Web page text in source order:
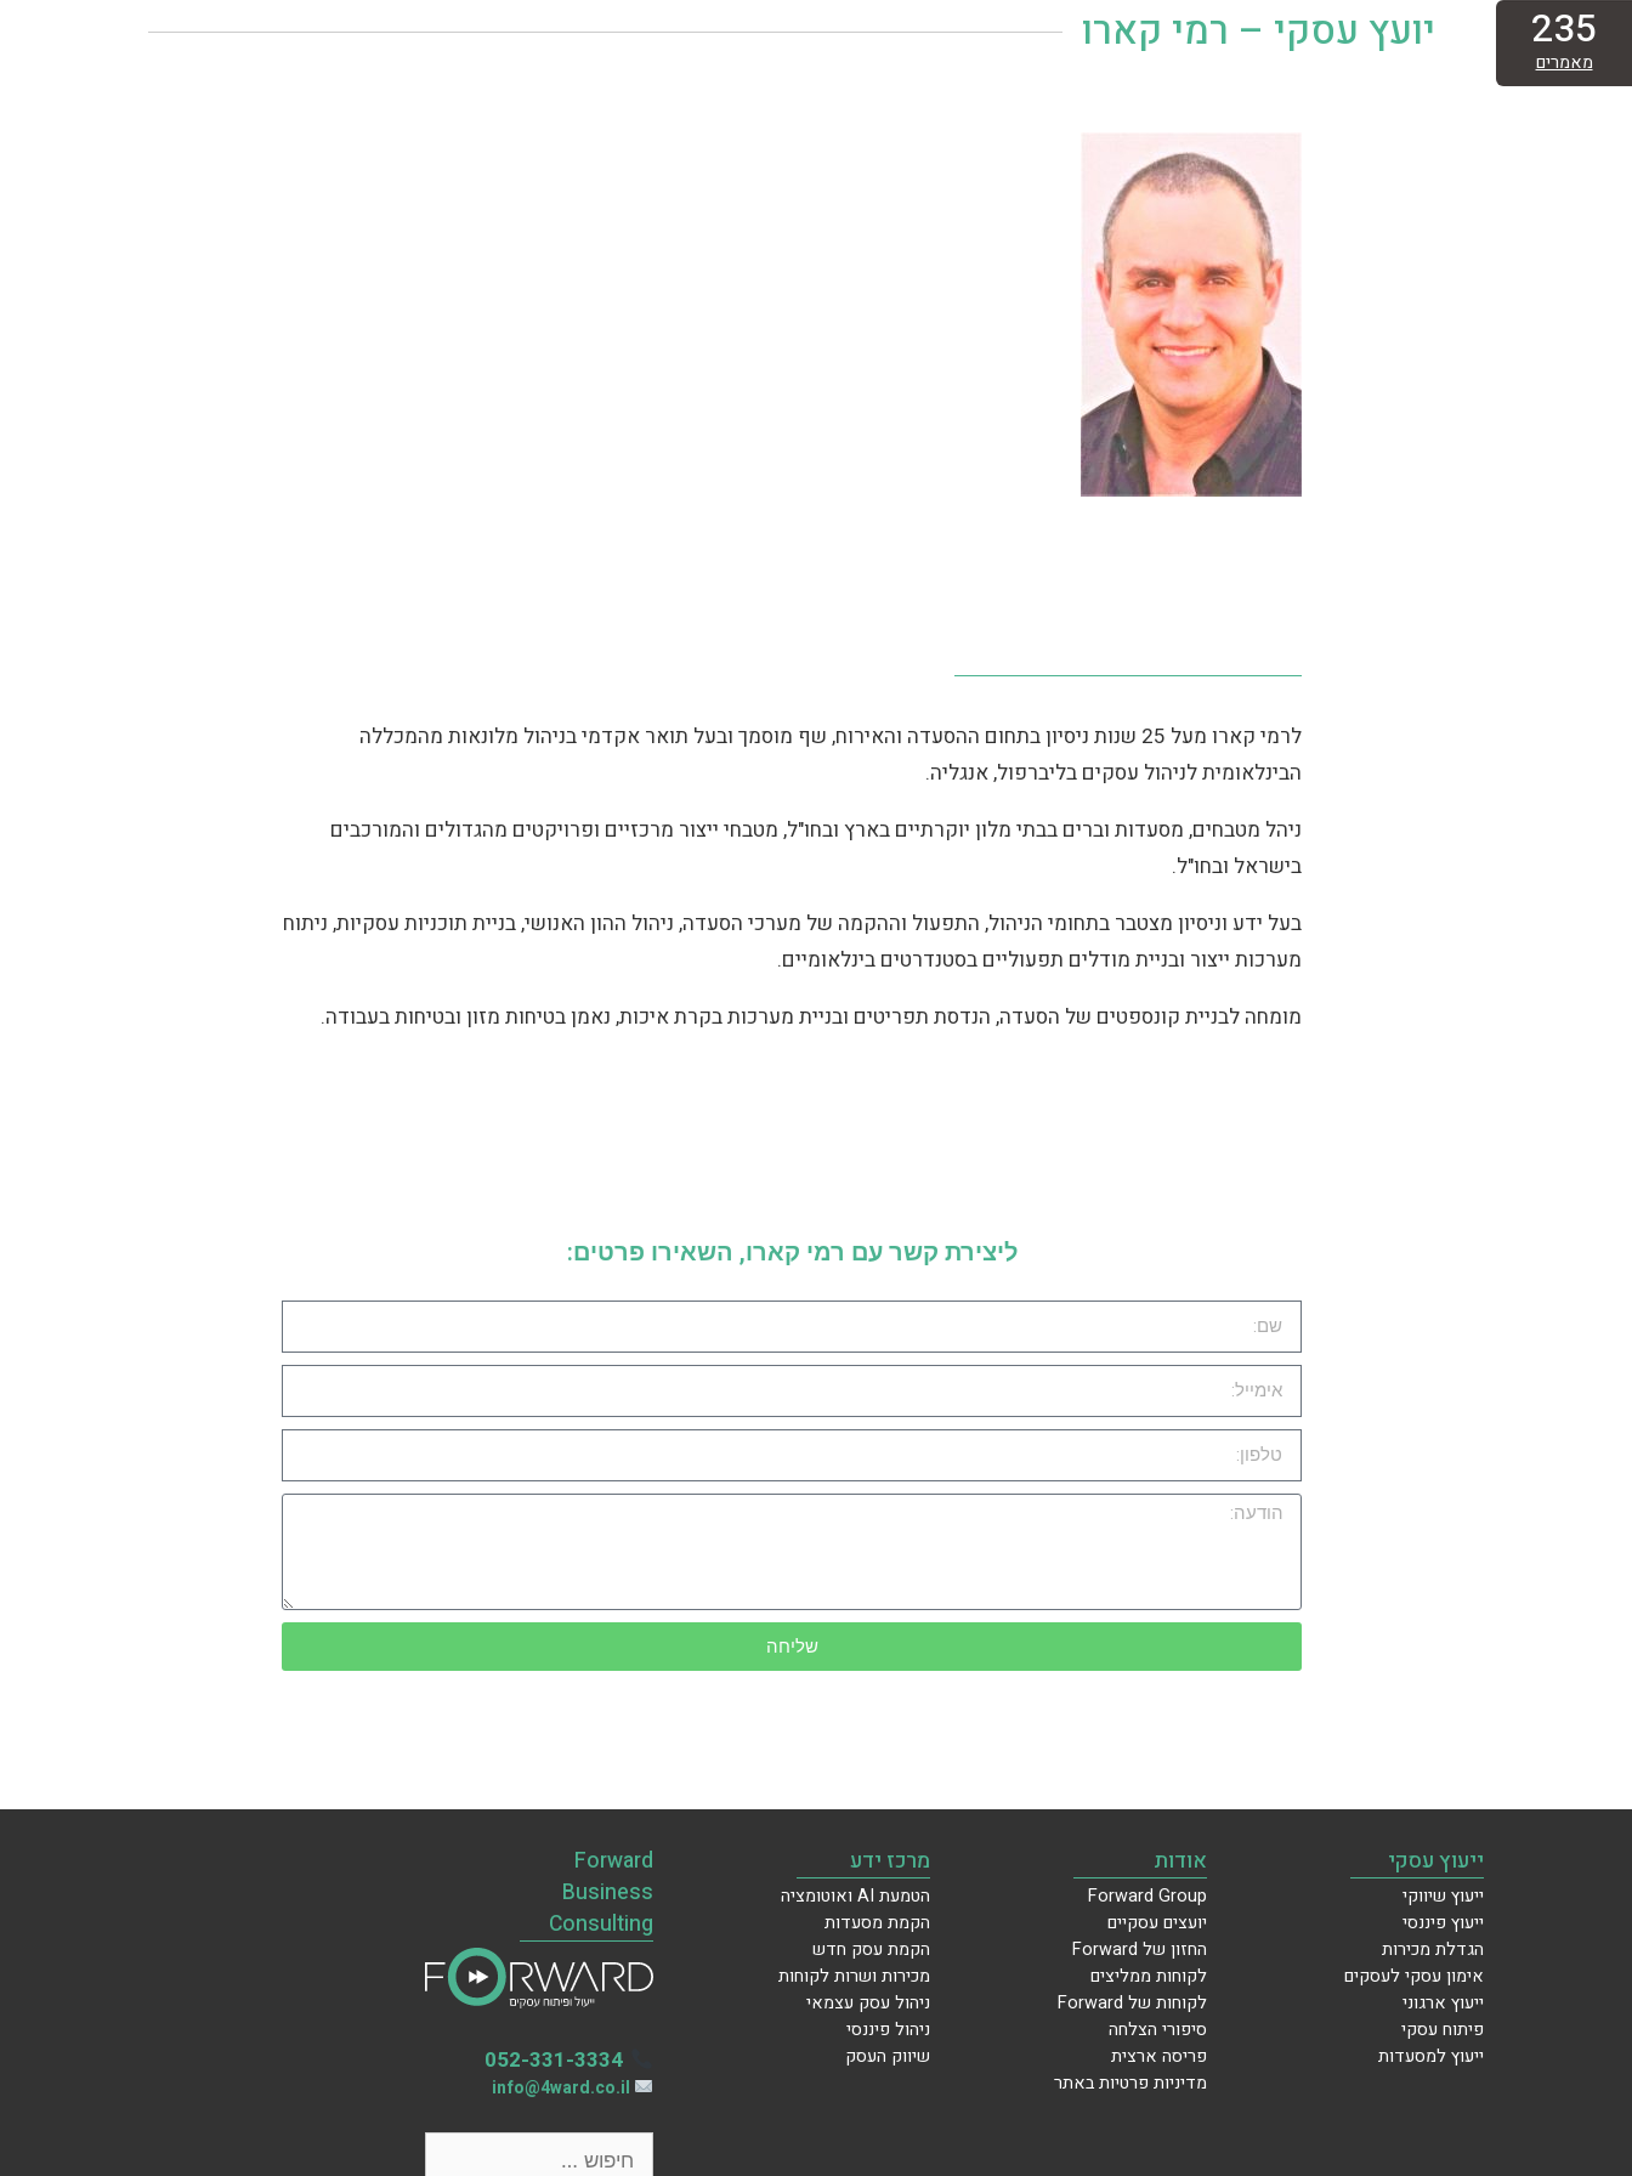
יועץ עסקי – רמי קארו
לרמי קארו מעל 25 שנות ניסיון בתחום ההסעדה והאירוח, שף מוסמך ובעל תואר אקדמי בניהול מלונאות מהמכללה
הבינלאומית לניהול עסקים בליברפול, אנגליה.
ניהל מטבחים, מסעדות וברים בבתי מלון יוקרתיים בארץ ובחו"ל, מטבחי ייצור מרכזיים ופרויקטים מהגדולים והמורכבים
בישראל ובחו"ל.
בעל ידע וניסיון מצטבר בתחומי הניהול, התפעול וההקמה של מערכי הסעדה, ניהול ההון האנושי, בניית תוכניות עסקיות, ניתוח
מערכות ייצור ובניית מודלים תפעוליים בסטנדרטים בינלאומיים.
מומחה לבניית קונספטים של הסעדה, הנדסת תפריטים ובניית מערכות בקרת איכות, נאמן בטיחות מזון ובטיחות בעבודה.
ליצירת קשר עם רמי קארו, השאירו פרטים:
שליחה
235
מאמרים
ייעוץ עסקי
ייעוץ שיווקי
ייעוץ פיננסי
הגדלת מכירות
אימון עסקי לעסקים
ייעוץ ארגוני
פיתוח עסקי
ייעוץ למסעדות
אודות
Forward Group
יועצים עסקיים
החזון של Forward
לקוחות ממליצים
לקוחות של Forward
סיפורי הצלחה
פריסה ארצית
מדיניות פרטיות באתר
מרכז ידע
הטמעת AI ואוטומציה
הקמת מסעדות
הקמת עסק חדש
מכירות ושרות לקוחות
ניהול עסק עצמאי
ניהול פיננסי
שיווק העסק
Forward
Business
Consulting
052-331-3334
info@4ward.co.il